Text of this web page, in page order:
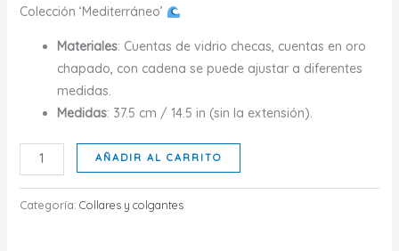
Colección ‘Mediterráneo’
Materiales: Cuentas de vidrio checas, cuentas en oro
chapado, con cadena se puede ajustar a diferentes
medidas.
Medidas: 37.5 cm / 14.5 in (sin la extensión).
CRETA
cantidad
AÑADIR AL CARRITO
Categoría: Collares y colgantes